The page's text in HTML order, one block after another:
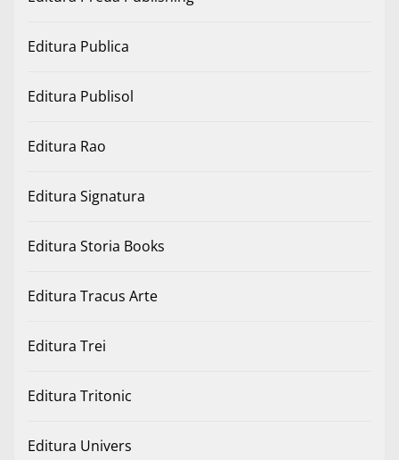
Editura Publica
Editura Publisol
Editura Rao
Editura Signatura
Editura Storia Books
Editura Tracus Arte
Editura Trei
Editura Tritonic
Editura Univers